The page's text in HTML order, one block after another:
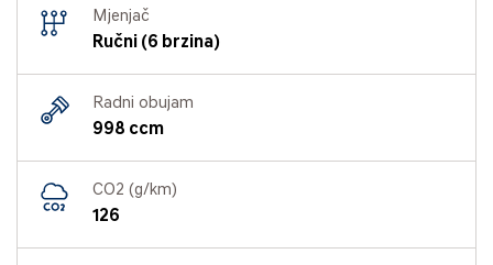
Mjenjač
Ručni (6 brzina)
Radni obujam
998 ccm
CO2 (g/km)
126